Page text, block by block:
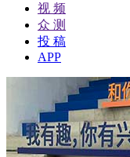
视 频
众 测
投 稿
APP